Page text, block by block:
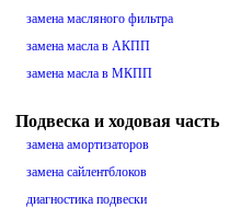
замена масляного фильтра
замена масла в АКПП
замена масла в МКПП
Подвеска и ходовая часть
замена амортизаторов
замена сайлентблоков
диагностика подвески